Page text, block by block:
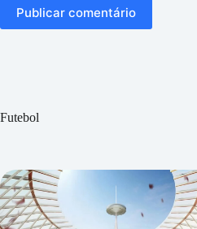
Publicar comentário
Futebol